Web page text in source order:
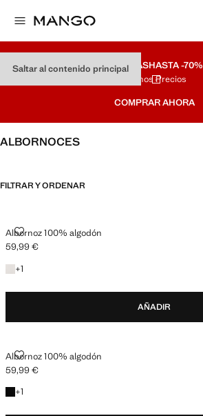
Saltar al contenido principal
REBAJASHASTA -70%
Últimos Precios
COMPRAR AHORA
ALBORNOCES
FILTRAR Y ORDENAR
Albornoz 100% algodón
ALBORNOZ 100% ALGODÓN
Precio actual [59,99 € ]
59,99 €
+1
+1 color
AÑADIR
Albornoz 100% algodón
ALBORNOZ 100% ALGODÓN
Precio actual [59,99 € ]
59,99 €
+1
+1 color